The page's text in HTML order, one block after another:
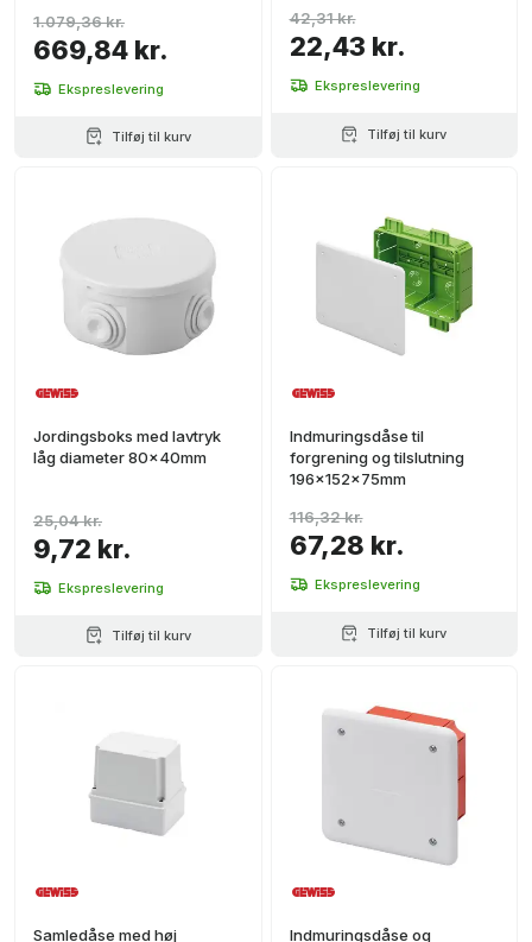
669,84 kr.
1.079,36 kr.
Ekspreslevering
Tilføj til kurv
22,43 kr.
42,31 kr.
Ekspreslevering
Tilføj til kurv
Jordingsboks med lavtryk
låg diameter 80x40mm
9,72 kr.
25,04 kr.
Ekspreslevering
Tilføj til kurv
Indmuringsdåse til
forgrening og tilslutning
196x152x75mm
67,28 kr.
116,32 kr.
Ekspreslevering
Tilføj til kurv
Samledåse med høj Indmuringsdåse og